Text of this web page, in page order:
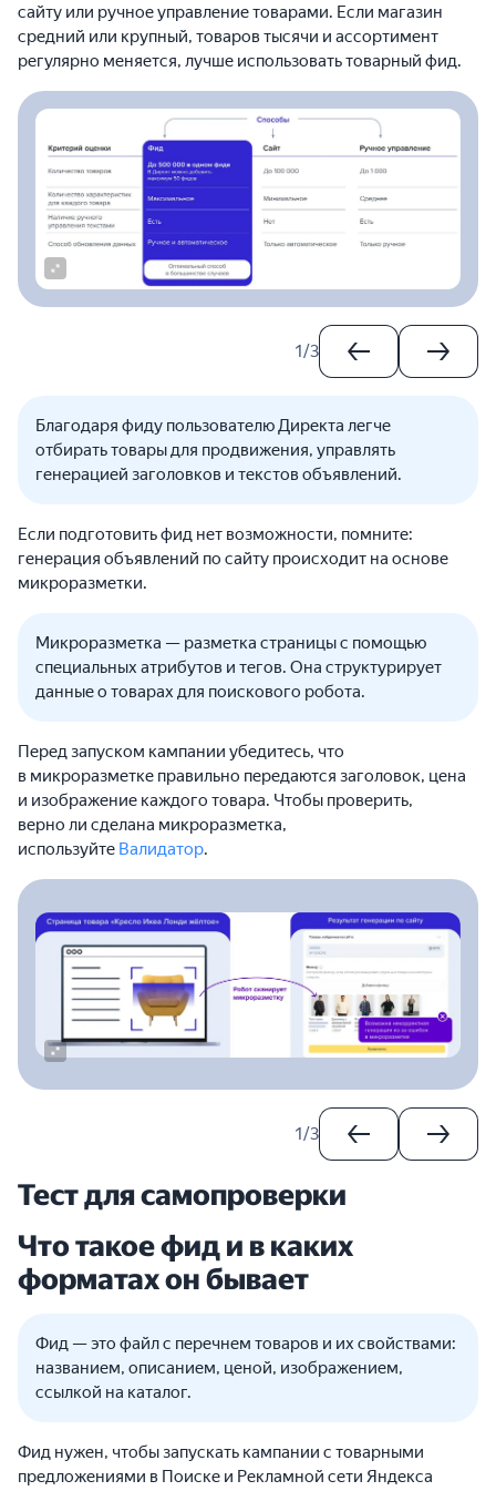
сайту или ручное управление товарами. Если магазин
средний или крупный, товаров тысячи и ассортимент
регулярно меняется, лучше использовать товарный фид.
1/3
Благодаря фиду пользователю Директа легче
отбирать товары для продвижения, управлять
генерацией заголовков и текстов объявлений.
Если подготовить фид нет возможности, помните:
генерация объявлений по сайту происходит на основе
микроразметки.
Микроразметка — разметка страницы с помощью
специальных атрибутов и тегов. Она структурирует
данные о товарах для поискового робота.
Перед запуском кампании убедитесь, что
в микроразметке правильно передаются заголовок, цена
и изображение каждого товара. Чтобы проверить,
верно ли сделана микроразметка,
используйте Валидатор.
1/3
Тест для самопроверки
Что такое фид и в каких
форматах он бывает
Фид — это файл с перечнем товаров и их свойствами:
названием, описанием, ценой, изображением,
ссылкой на каталог.
Фид нужен, чтобы запускать кампании с товарными
предложениями в Поиске и Рекламной сети Яндекса